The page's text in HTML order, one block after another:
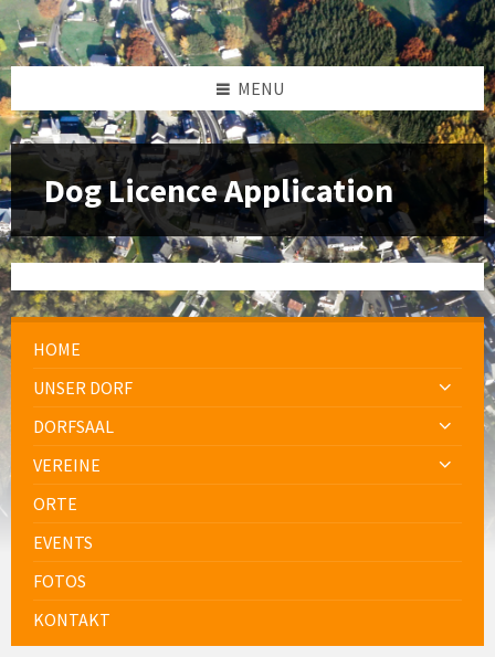
MENU
Dog Licence Application
HOME
UNSER DORF
DORFSAAL
VEREINE
ORTE
EVENTS
FOTOS
KONTAKT